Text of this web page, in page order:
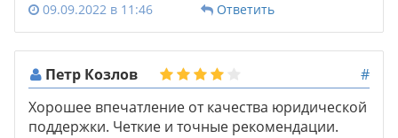
09.09.2022 в 11:46 Ответить
Петр Козлов
#
Хорошее впечатление от качества юридической
поддержки. Четкие и точные рекомендации.